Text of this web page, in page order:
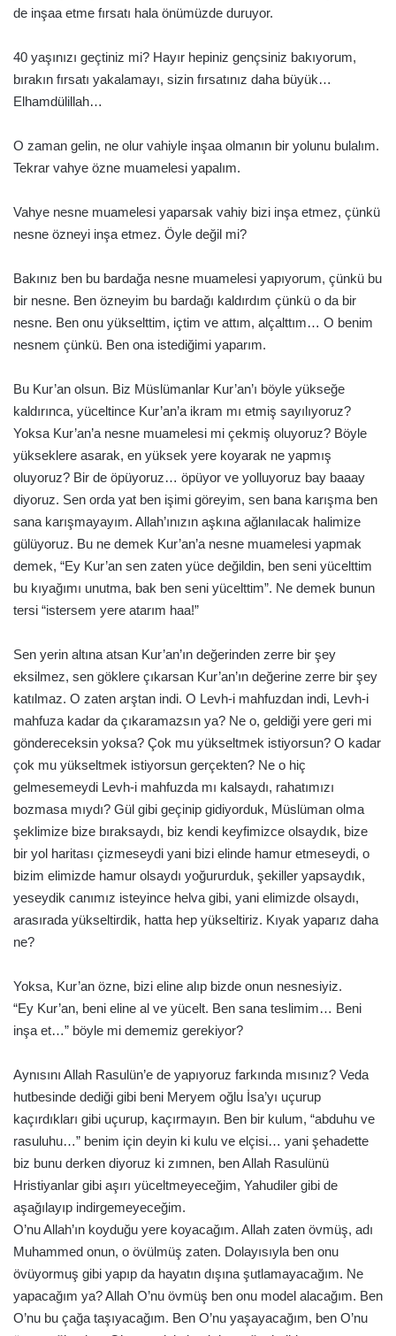
de inşaa etme fırsatı hala önümüzde duruyor.
40 yaşınızı geçtiniz mi? Hayır hepiniz gençsiniz bakıyorum,
bırakın fırsatı yakalamayı, sizin fırsatınız daha büyük…
Elhamdülillah…
O zaman gelin, ne olur vahiyle inşaa olmanın bir yolunu bulalım.
Tekrar vahye özne muamelesi yapalım.
Vahye nesne muamelesi yaparsak vahiy bizi inşa etmez, çünkü
nesne özneyi inşa etmez. Öyle değil mi?
Bakınız ben bu bardağa nesne muamelesi yapıyorum, çünkü bu
bir nesne. Ben özneyim bu bardağı kaldırdım çünkü o da bir
nesne. Ben onu yükselttim, içtim ve attım, alçalttım… O benim
nesnem çünkü. Ben ona istediğimi yaparım.
Bu Kur’an olsun. Biz Müslümanlar Kur’an’ı böyle yükseğe
kaldırınca, yüceltince Kur’an’a ikram mı etmiş sayılıyoruz?
Yoksa Kur’an’a nesne muamelesi mi çekmiş oluyoruz? Böyle
yükseklere asarak, en yüksek yere koyarak ne yapmış
oluyoruz? Bir de öpüyoruz… öpüyor ve yolluyoruz bay baaay
diyoruz. Sen orda yat ben işimi göreyim, sen bana karışma ben
sana karışmayayım. Allah’ınızın aşkına ağlanılacak halimize
gülüyoruz. Bu ne demek Kur’an’a nesne muamelesi yapmak
demek, “Ey Kur’an sen zaten yüce değildin, ben seni yücelttim
bu kıyağımı unutma, bak ben seni yücelttim”. Ne demek bunun
tersi “istersem yere atarım haa!”
Sen yerin altına atsan Kur’an’ın değerinden zerre bir şey
eksilmez, sen göklere çıkarsan Kur’an’ın değerine zerre bir şey
katılmaz. O zaten arştan indi. O Levh-i mahfuzdan indi, Levh-i
mahfuza kadar da çıkaramazsın ya? Ne o, geldiği yere geri mi
göndereceksin yoksa? Çok mu yükseltmek istiyorsun? O kadar
çok mu yükseltmek istiyorsun gerçekten? Ne o hiç
gelmesemeydi Levh-i mahfuzda mı kalsaydı, rahatımızı
bozmasa mıydı? Gül gibi geçinip gidiyorduk, Müslüman olma
şeklimize bize bıraksaydı, biz kendi keyfimizce olsaydık, bize
bir yol haritası çizmeseydi yani bizi elinde hamur etmeseydi, o
bizim elimizde hamur olsaydı yoğururduk, şekiller yapsaydık,
yeseydik canımız isteyince helva gibi, yani elimizde olsaydı,
arasırada yükseltirdik, hatta hep yükseltiriz. Kıyak yaparız daha
ne?
Yoksa, Kur’an özne, bizi eline alıp bizde onun nesnesiyiz.
“Ey Kur’an, beni eline al ve yücelt. Ben sana teslimim… Beni
inşa et…” böyle mi dememiz gerekiyor?
Aynısını Allah Rasulün’e de yapıyoruz farkında mısınız? Veda
hutbesinde dediği gibi beni Meryem oğlu İsa’yı uçurup
kaçırdıkları gibi uçurup, kaçırmayın. Ben bir kulum, “abduhu ve
rasuluhu…” benim için deyin ki kulu ve elçisi… yani şehadette
biz bunu derken diyoruz ki zımnen, ben Allah Rasulünü
Hristiyanlar gibi aşırı yüceltmeyeceğim, Yahudiler gibi de
aşağılayıp indirgemeyeceğim.
O’nu Allah’ın koyduğu yere koyacağım. Allah zaten övmüş, adı
Muhammed onun, o övülmüş zaten. Dolayısıyla ben onu
övüyormuş gibi yapıp da hayatın dışına şutlamayacağım. Ne
yapacağım ya? Allah O’nu övmüş ben onu model alacağım. Ben
O’nu bu çağa taşıyacağım. Ben O’nu yaşayacağım, ben O’nu